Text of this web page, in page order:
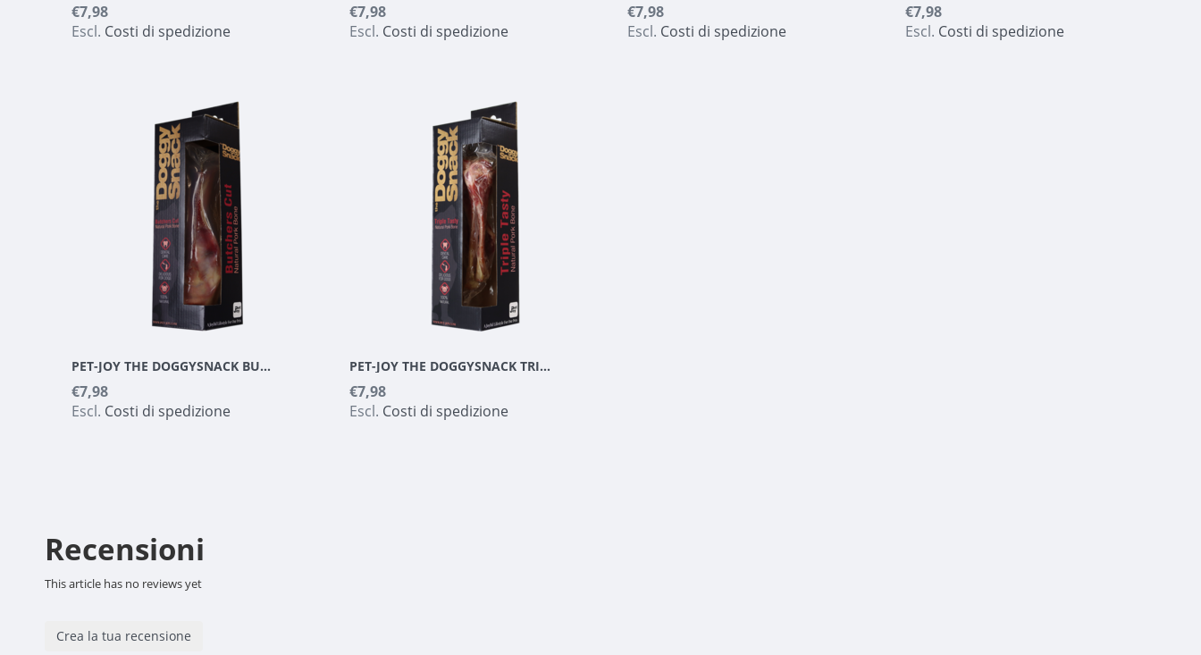
€7,98
Escl. Costi di spedizione
€7,98
Escl. Costi di spedizione
€7,98
Escl. Costi di spedizione
€7,98
Escl. Costi di spedizione
PET-JOY THE DOGGYSNACK BUTCHERS CUT 200 G
€7,98
Escl. Costi di spedizione
PET-JOY THE DOGGYSNACK TRIPLE TASTY 3X100 G
€7,98
Escl. Costi di spedizione
Recensioni
This article has no reviews yet
Crea la tua recensione